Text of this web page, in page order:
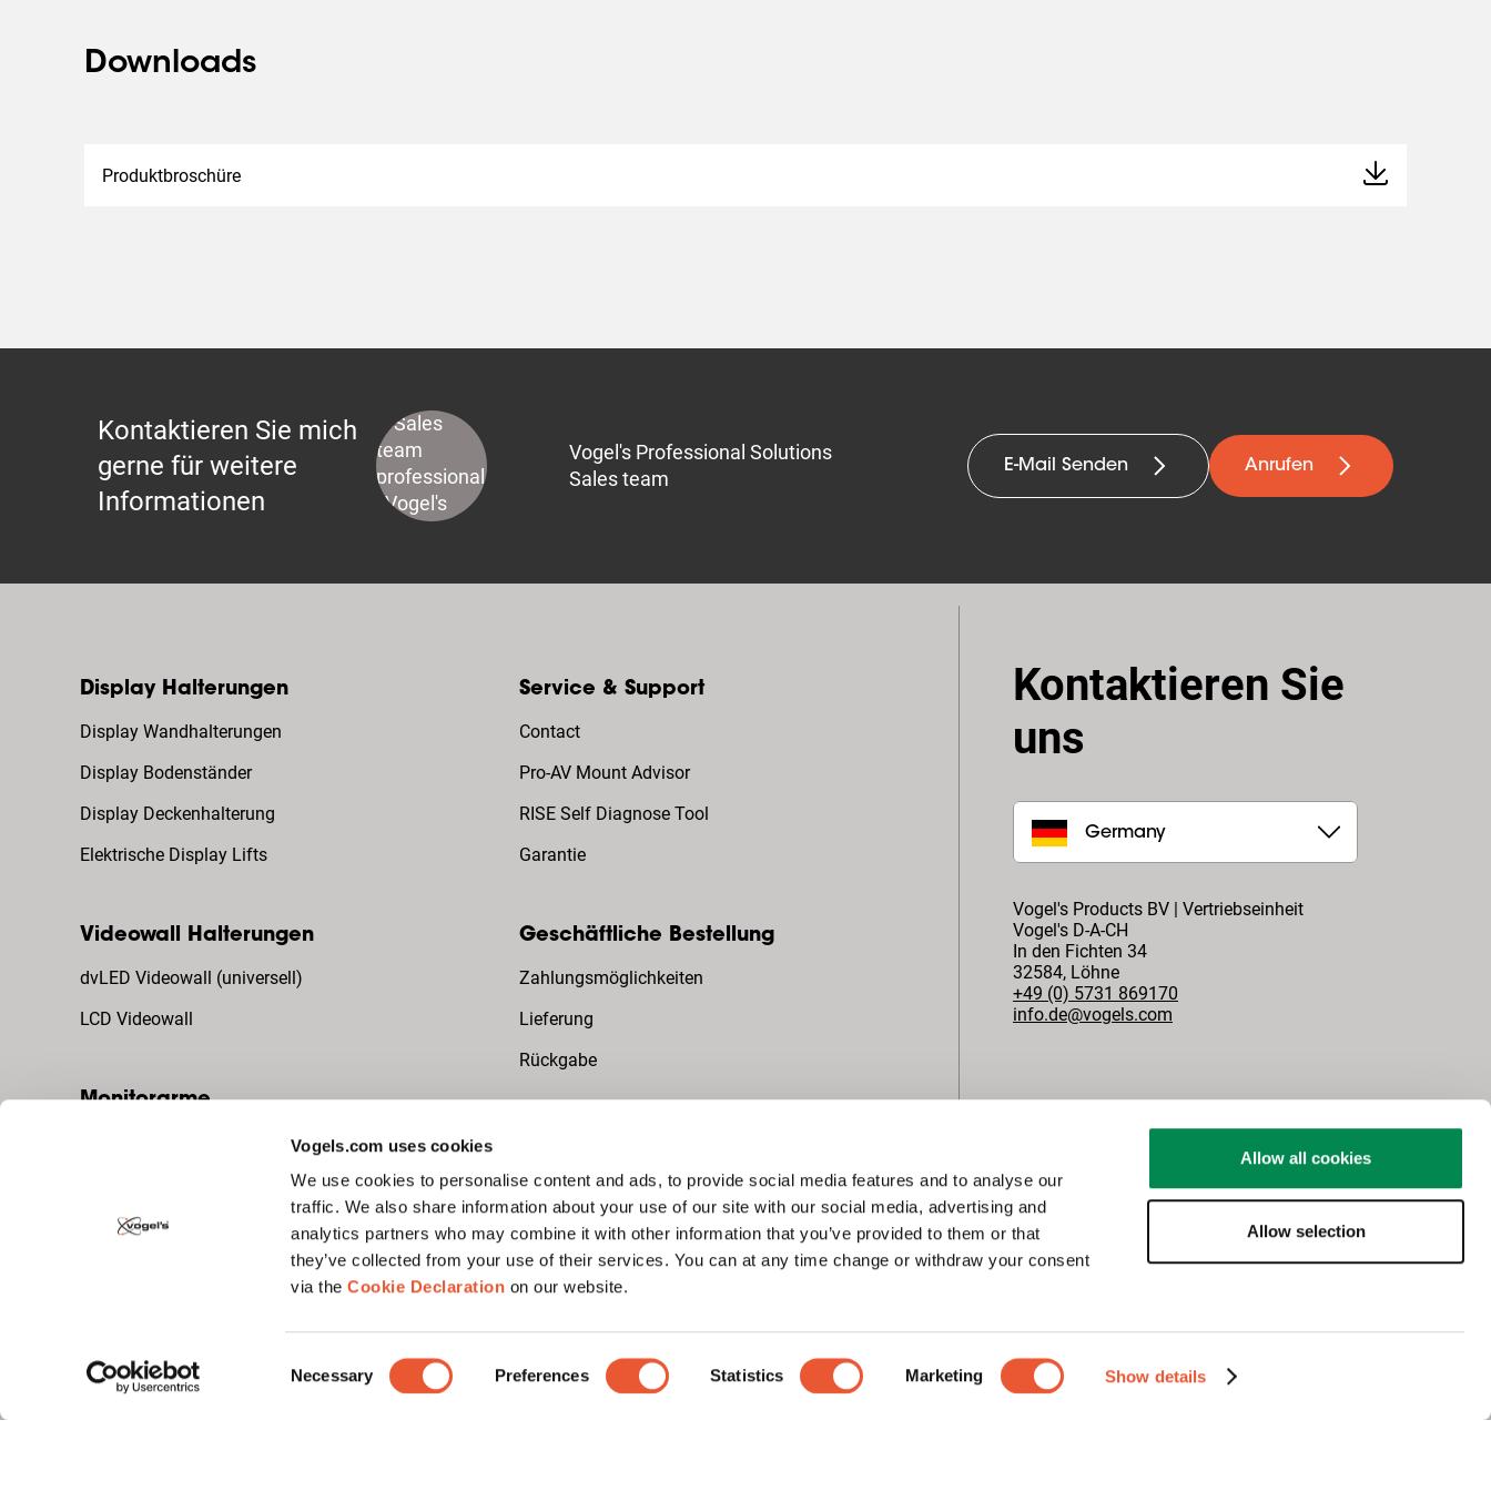
Vogels.com uses cookies
We use cookies to personalise content and ads, to provide social media features and to analyse our
traffic. We also share information about your use of our site with our social media, advertising and
analytics partners who may combine it with other information that you’ve provided to them or that
they’ve collected from your use of their services. You can at any time change or withdraw your consent
via theCookie Declaration on our website.
Selection
Necessary Preferences Statistics Marketing Show details
Allow all cookies
Allow selection
Downloads
Produktbroschüre
Kontaktieren Sie mich
gerne für weitere
Informationen
Vogel's Professional Solutions
Sales team
E-Mail Senden Anrufen
Display Halterungen
Display Wandhalterungen
Display Bodenständer
Display Deckenhalterung
Elektrische Display Lifts
Videowall Halterungen
dvLED Videowall (universell)
LCD Videowall
Monitorarme
Monitorarm für den Schreibtisch
Monitorarm zur Wandmontage
Service & Support
Contact
Pro-AV Mount Advisor
RISE Self Diagnose Tool
Garantie
Geschäftliche Bestellung
Zahlungsmöglichkeiten
Lieferung
Rückgabe
Weltweite Projekte
Nachhaltigkeit
B Corp zertifiziert
Premium-Partner
Kontaktieren Sie
uns
Germany
Vogel's Products BV | Vertriebseinheit
Vogel's D-A-CH
In den Fichten 34
32584, Löhne
+49 (0) 5731 869170
info.de@vogels.com